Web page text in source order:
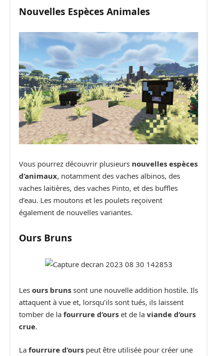
Nouvelles Espèces Animales
Vous pourrez découvrir plusieurs nouvelles espèces
d’animaux, notamment des vaches albinos, des
vaches laitières, des vaches Pinto, et des buffles
d’eau. Les moutons et les poulets reçoivent
également de nouvelles variantes.
Ours Bruns
Les ours bruns sont une nouvelle addition hostile. Ils
attaquent à vue et, lorsqu’ils sont tués, ils laissent
tomber de la fourrure d’ours et de la viande d’ours
crue.
La fourrure d’ours peut être utilisée pour créer une